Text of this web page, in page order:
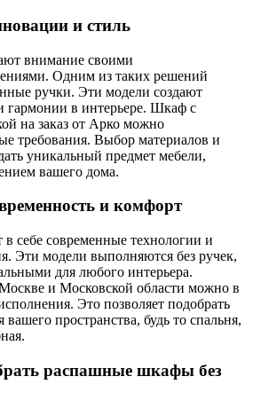
и стиль
внимание своими
Одним из таких решений
ручки. Эти модели создают
гармонии в интерьере. Шкаф с
на заказ от Арко можно
требования. Выбор материалов и
уникальный предмет мебели,
вашего дома.
и комфорт
себе современные технологии и
Эти модели выполняются без ручек,
для любого интерьера.
и Московской области можно в
Это позволяет подобрать
пространства, будь то спальня,
распашные шкафы без